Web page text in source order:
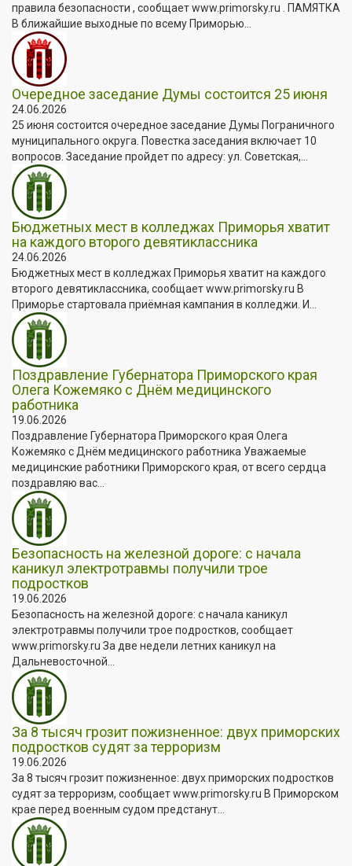
правила безопасности , сообщает www.primorsky.ru . ПАМЯТКА
В ближайшие выходные по всему Приморью...
Очередное заседание Думы состоится 25 июня
24.06.2026
25 июня состоится очередное заседание Думы Пограничного
муниципального округа. Повестка заседания включает 10
вопросов. Заседание пройдет по адресу: ул. Советская,...
Бюджетных мест в колледжах Приморья хватит
на каждого второго девятиклассника
24.06.2026
Бюджетных мест в колледжах Приморья хватит на каждого
второго девятиклассника, сообщает www.primorsky.ru В
Приморье стартовала приёмная кампания в колледжи. И...
Поздравление Губернатора Приморского края
Олега Кожемяко с Днём медицинского
работника
19.06.2026
Поздравление Губернатора Приморского края Олега
Кожемяко с Днём медицинского работника Уважаемые
медицинские работники Приморского края, от всего сердца
поздравляю вас...
Безопасность на железной дороге: с начала
каникул электротравмы получили трое
подростков
19.06.2026
Безопасность на железной дороге: с начала каникул
электротравмы получили трое подростков, сообщает
www.primorsky.ru За две недели летних каникул на
Дальневосточной...
За 8 тысяч грозит пожизненное: двух приморских
подростков судят за терроризм
19.06.2026
За 8 тысяч грозит пожизненное: двух приморских подростков
судят за терроризм, сообщает www.primorsky.ru В Приморском
крае перед военным судом предстанут...